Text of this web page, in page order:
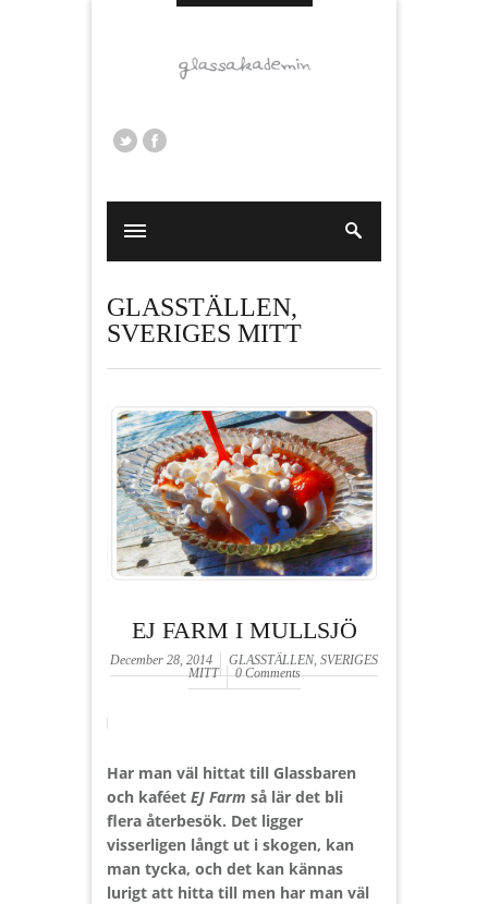
GLASSTÄLLEN,
SVERIGES MITT
EJ FARM I MULLSJÖ
December 28, 2014 GLASSTÄLLEN, SVERIGES
MITT
0 Comments
Har man väl hittat till Glassbaren
och kaféet EJ Farm så lär det bli
flera återbesök. Det ligger
visserligen långt ut i skogen, kan
man tycka, och det kan kännas
lurigt att hitta till men har man väl